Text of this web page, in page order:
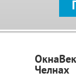
Челнах